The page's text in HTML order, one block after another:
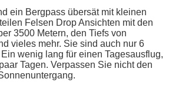
ein Bergpass übersät mit kleinen
Felsen Drop Ansichten mit den
3500 Metern, den Tiefs von
vieles mehr. Sie sind auch nur 6
wenig lang für einen Tagesausflug,
Tagen. Verpassen Sie nicht den